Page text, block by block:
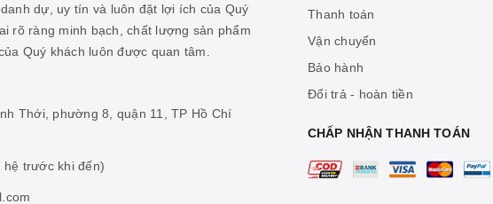
dự, uy tín và luôn đặt lợi ích của Quý
rõ ràng minh bạch, chất lượng sản phẩm
Quý khách luôn được quan tâm.
Thới, phường 8, quận 11, TP Hồ Chí
hệ trước khi đến)
Thanh toán
Vận chuyển
Bảo hành
Đổi trả - hoàn tiền
CHẤP NHẬN THANH TOÁN